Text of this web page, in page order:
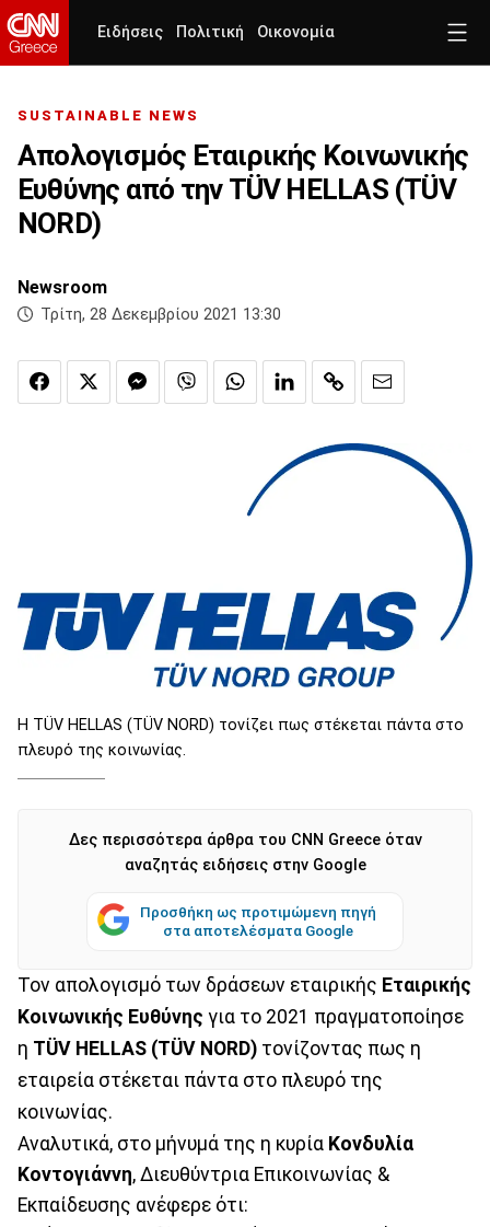
Ειδήσεις Πολιτική Οικονομία
SUSTAINABLE NEWS
Απολογισμός Εταιρικής Κοινωνικής
Ευθύνης από την TÜV HELLAS (TÜV
NORD)
Newsroom
Τρίτη, 28 Δεκεμβρίου 2021 13:30
H TÜV HELLAS (TÜV NORD) τονίζει πως στέκεται πάντα στο
πλευρό της κοινωνίας.
Δες περισσότερα άρθρα του CNN Greece όταν
αναζητάς ειδήσεις στην Google
Προσθήκη ως προτιμώμενη πηγή
στα αποτελέσματα Google
Τον απολογισμό των δράσεων εταιρικής Εταιρικής
Κοινωνικής Ευθύνης για το 2021 πραγματοποίησε
η TÜV HELLAS (TÜV NORD) τονίζοντας πως η
εταιρεία στέκεται πάντα στο πλευρό της
κοινωνίας.
Αναλυτικά, στο μήνυμά της η κυρία Κονδυλία
Κοντογιάννη, Διευθύντρια Επικοινωνίας &
Εκπαίδευσης ανέφερε ότι: